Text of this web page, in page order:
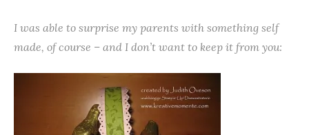
I was able to surprise my parents with something self
made, of course – and I don’t want to keep it from you: